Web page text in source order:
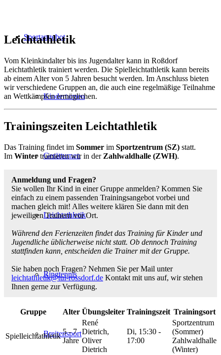
Sportangebot
Kinderturnen
Gerätturnen
Leichtathletik
Ringtennis
Breitensport
Leichtathletik
Vom Kleinkindalter bis ins Jugendalter kann in Roßdorf
Leichtathletik trainiert werden. Die Spielleichtathletik kann bereits
ab einem Alter von 5 Jahren besucht werden. Im Anschluss bieten
wir verschiedene Gruppen an, die auch eine regelmäßige Teilnahme
an Wettkämpfen ermöglichen.
Trainingszeiten Leichtathletik
Das Training findet im Sommer im Sportzentrum (SZ) statt.
Im Wintertrainieren wir in der Zahlwaldhalle (ZWH).
Anmeldung und Fragen?
Sie wollen Ihr Kind in einer Gruppe anmelden? Kommen Sie
einfach zu einem passenden Trainingsangebot vorbei und
machen gleich mit! Alles weitere klären Sie dann mit den
jeweiligen Trainern vor Ort.
Während den Ferienzeiten findet das Training für Kinder und
Jugendliche üblicherweise nicht statt. Ob dennoch Training
stattfinden kann, entscheiden die Trainer mit der Gruppe.
Sie haben noch Fragen? Nehmen Sie per Mail unter
leichtathletik@tul-rossdorf.de Kontakt mit uns auf, wir stehen
Ihnen gerne zur Verfügung.
Gruppe Alter Übungsleiter Trainingszeit Trainingsort
Spielleichtathletik
5 - 7
Jahre
René
Dietrich,
Oliver
Dietrich
Di, 15:30 -
17:00
Sportzentrum
(Sommer)
Zahlwaldhalle
(Winter)